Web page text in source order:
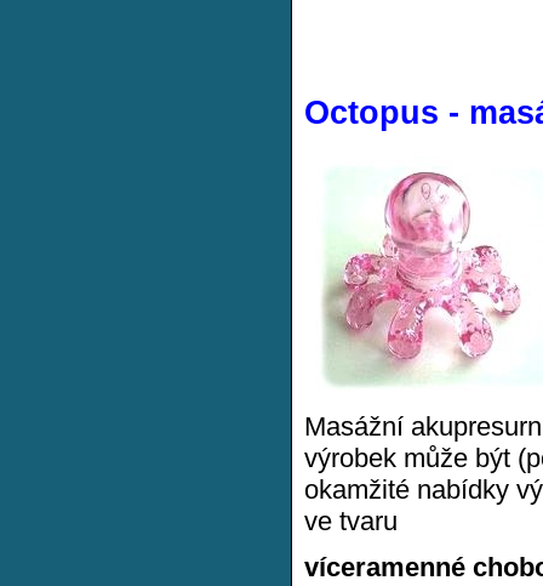
Octopus -
Masážní
výrobek může být
okamžité nabídky
ve tvaru
víceramenné